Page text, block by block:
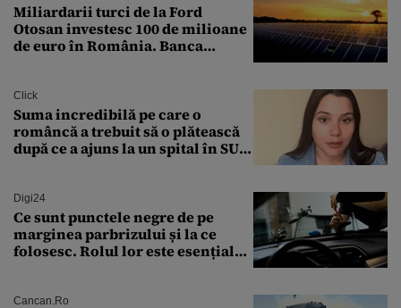
Miliardarii turci de la Ford
Otosan investesc 100 de milioane
de euro în România. Banca
Click
Suma incredibilă pe care o
româncă a trebuit să o plătească
după ce a ajuns la un spital în SUA:
Digi24
Ce sunt punctele negre de pe
marginea parbrizului și la ce
folosesc. Rolul lor este esențial
Cancan.ro